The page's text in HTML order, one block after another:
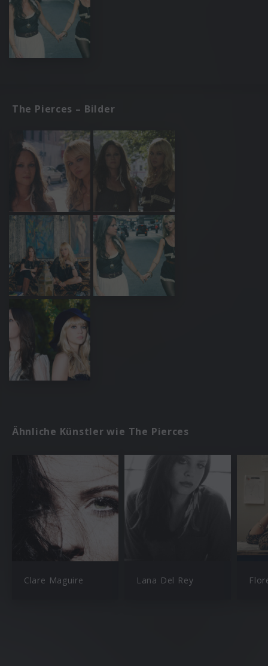
The Pierces – Bilder
Ähnliche Künstler wie The Pierces
Clare Maguire Lana Del Rey